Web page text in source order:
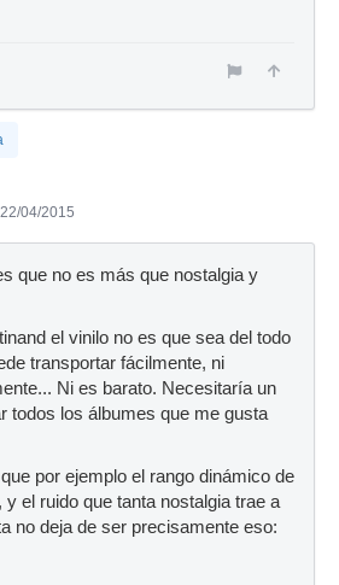
04/2015
que no es más que nostalgia y
el vinilo no es que sea del todo
transportar fácilmente, ni
Ni es barato. Necesitaría un
todos los álbumes que me gusta
por ejemplo el rango dinámico de
el ruido que tanta nostalgia trae a
no deja de ser precisamente eso: